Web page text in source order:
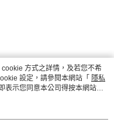
方式之詳情，及若您不希
設定，請參閱本網站「 隱私
表示您同意本公司得按本網站使